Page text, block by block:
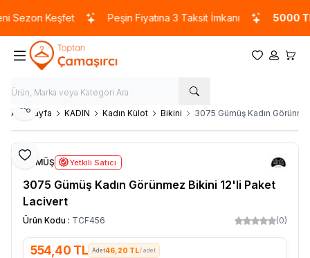
Keşfet Peşin Fiyatına 3 Taksit İmkanı 5000 TL
Favorilerim
Hesabım
Ana Sayfa KADIN Kadın Külot Bikini 3075 Gümüş Kadın
Favoriye Ekle
Paylaş
GÜMÜŞ Yetkili Satıcı
3075 Gümüş Kadın Görünmez Bikini 12'li Paket
Lacivert
Ürün Kodu : TCF456 (0)
554,40 TL 46,20 TL/ adet